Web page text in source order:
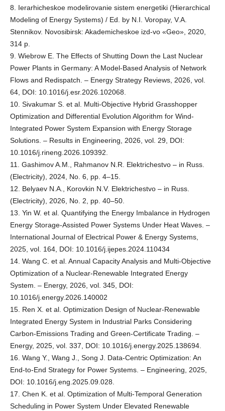
8. Ierarhicheskoe modelirovanie sistem energetiki (Hierarchical
Modeling of Energy Systems) / Ed. by N.I. Voropay, V.A.
Stennikov. Novosibirsk: Akademicheskoe izd-vo «Geo», 2020,
314 p.
9. Wiebrow E. The Effects of Shutting Down the Last Nuclear
Power Plants in Germany: A Model-Based Analysis of Network
Flows and Redispatch. – Energy Strategy Reviews, 2026, vol.
64, DOI: 10.1016/j.esr.2026.102068.
10. Sivakumar S. et al. Multi-Objective Hybrid Grasshopper
Optimization and Differential Evolution Algorithm for Wind-
Integrated Power System Expansion with Energy Storage
Solutions. – Results in Engineering, 2026, vol. 29, DOI:
10.1016/j.rineng.2026.109392.
11. Gashimov A.M., Rahmanov N.R. Elektrichestvo – in Russ.
(Electricity), 2024, No. 6, pp. 4–15.
12. Belyaev N.A., Korovkin N.V. Elektrichestvo – in Russ.
(Electricity), 2026, No. 2, pp. 40–50.
13. Yin W. et al. Quantifying the Energy Imbalance in Hydrogen
Energy Storage-Assisted Power Systems Under Heat Waves. –
International Journal of Electrical Power & Energy Systems,
2025, vol. 164, DOI: 10.1016/j.ijepes.2024.110434
14. Wang C. et al. Annual Capacity Analysis and Multi-Objective
Optimization of a Nuclear-Renewable Integrated Energy
System. – Energy, 2026, vol. 345, DOI:
10.1016/j.energy.2026.140002
15. Ren X. et al. Optimization Design of Nuclear-Renewable
Integrated Energy System in Industrial Parks Considering
Carbon-Emissions Trading and Green-Certificate Trading. –
Energy, 2025, vol. 337, DOI: 10.1016/j.energy.2025.138694.
16. Wang Y., Wang J., Song J. Data-Centric Optimization: An
End-to-End Strategy for Power Systems. – Engineering, 2025,
DOI: 10.1016/j.eng.2025.09.028.
17. Chen K. et al. Optimization of Multi-Temporal Generation
Scheduling in Power System Under Elevated Renewable